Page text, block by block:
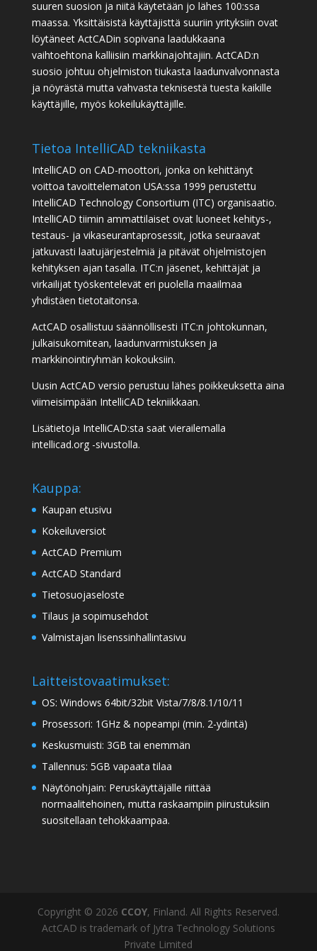
suuren suosion ja niitä käytetään jo lähes 100:ssa
maassa. Yksittäisistä käyttäjisttä suuriin yrityksiin ovat
löytäneet ActCADin sopivana laadukkaana
vaihtoehtona kalliisiin markkinajohtajiin. ActCAD:n
suosio johtuu ohjelmiston tiukasta laadunvalvonnasta
ja nöyrästä mutta vahvasta teknisestä tuesta kaikille
käyttäjille, myös kokeilukäyttäjille.
Tietoa IntelliCAD tekniikasta
IntelliCAD on CAD-moottori, jonka on kehittänyt
voittoa tavoittelematon USA:ssa 1999 perustettu
IntelliCAD Technology Consortium (ITC) organisaatio.
IntelliCAD tiimin ammattilaiset ovat luoneet kehitys-,
testaus- ja vikaseurantaprosessit, jotka seuraavat
jatkuvasti laatujärjestelmiä ja pitävät ohjelmistojen
kehityksen ajan tasalla. ITC:n jäsenet, kehittäjät ja
virkailijat työskentelevät eri puolella maailmaa
yhdistäen tietotaitonsa.
ActCAD osallistuu säännöllisesti ITC:n johtokunnan,
julkaisukomitean, laadunvarmistuksen ja
markkinointiryhmän kokouksiin.
Uusin ActCAD versio perustuu lähes poikkeuksetta aina
viimeisimpään IntelliCAD tekniikkaan.
Lisätietoja IntelliCAD:sta saat vierailemalla
intellicad.org-sivustolla.
Kauppa:
Kaupan etusivu
Kokeiluversiot
ActCAD Premium
ActCAD Standard
Tietosuojaseloste
Tilaus ja sopimusehdot
Valmistajan lisenssinhallintasivu
Laitteistovaatimukset:
OS: Windows 64bit/32bit Vista/7/8/8.1/10/11
Prosessori: 1GHz & nopeampi (min. 2-ydintä)
Keskusmuisti: 3GB tai enemmän
Tallennus: 5GB vapaata tilaa
Näytönohjain: Peruskäyttäjälle riittää
normaalitehoinen, mutta raskaampiin piirustuksiin
suositellaan tehokkaampaa.
Copyright © 2026 CCOY, Finland. All Rights Reserved.
ActCAD is trademark of Jytra Technology Solutions
Private Limited